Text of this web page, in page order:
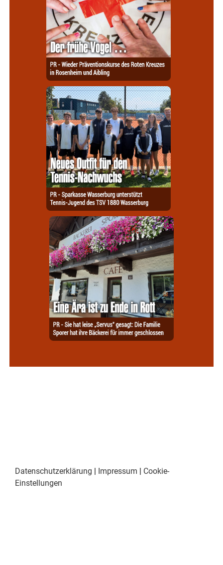
Datenschutzerklärung | Impressum | Cookie-
Einstellungen